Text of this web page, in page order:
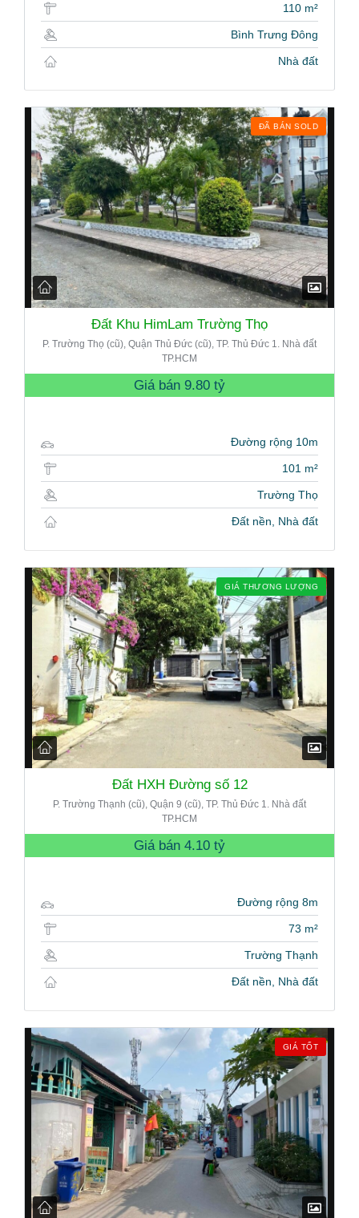
110 m²
Bình Trưng Đông
Nhà đất
ĐÃ BÁN SOLD
Đất Khu HimLam Trường Thọ
P. Trường Thọ (cũ), Quận Thủ Đức (cũ), TP. Thủ Đức 1. Nhà đất
TP.HCM
Giá bán 9.80 tỷ
Đường rộng 10m
101 m²
Trường Thọ
Đất nền, Nhà đất
GIÁ THƯƠNG LƯỢNG
Đất HXH Đường số 12
P. Trường Thạnh (cũ), Quận 9 (cũ), TP. Thủ Đức 1. Nhà đất
TP.HCM
Giá bán 4.10 tỷ
Đường rộng 8m
73 m²
Trường Thạnh
Đất nền, Nhà đất
GIÁ TỐT